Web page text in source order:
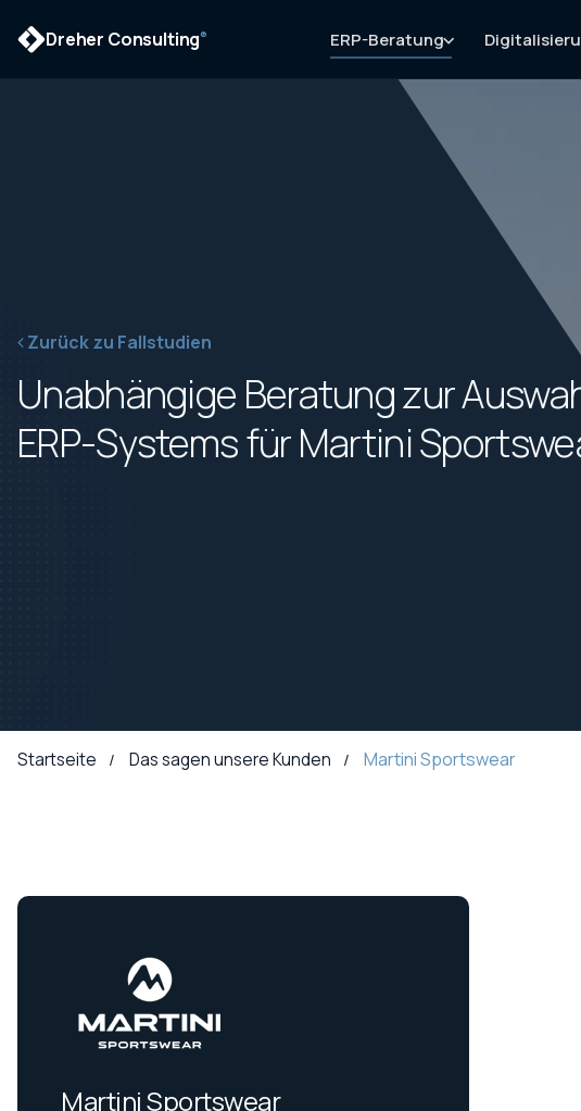
Dreher Consulting® ERP-Beratung
Zurück zu Fallstudien
Unabhängige Beratung zur
ERP-Systems für Martini
Startseite Das sagen unsere Kunden Martini Sportswear
Martini Sportswear